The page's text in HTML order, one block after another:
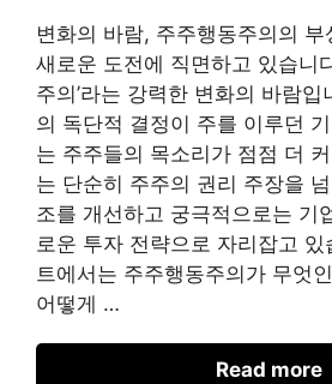
변화의 바람, 주주행동주의의 부
새로운 도전에 직면하고 있습니
주의’라는 강력한 변화의 바람입
의 독단적 결정이 주를 이루던
는 주주들의 목소리가 점점 더
는 단순히 주주의 권리 주장을
조를 개선하고 궁극적으로는 기
로운 투자 전략으로 자리잡고
트에서는 주주행동주의가 무엇
어떻게 …
Read more